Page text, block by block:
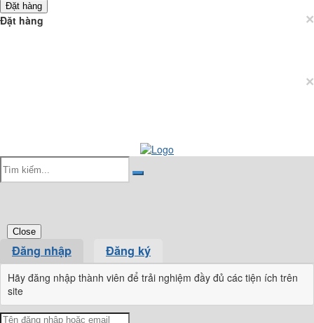
Đặt hàng
×
Đặt hàng
×
Close
Đăng nhập Đăng ký
Hãy đăng nhập thành viên để trải nghiệm đầy đủ các tiện ích trên
site